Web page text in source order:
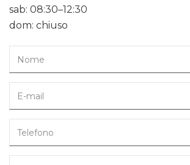
sab: 08:30–12:30
dom: chiuso